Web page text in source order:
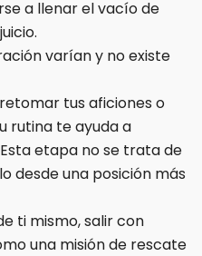
a llenar el vacío de
varían y no existe
tus aficiones o
rutina te ayuda a
etapa no se trata de
desde una posición más
ti mismo, salir con
una misión de rescate